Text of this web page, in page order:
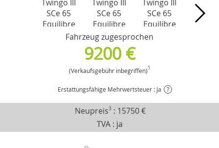
Fahrzeug zugesprochen
9200 €
(Verkaufsgebühr inbegriffen)1
Erstattungsfähige Mehrwertsteuer : Ja ?
Neupreis3 : 15750 €
TVA : ja